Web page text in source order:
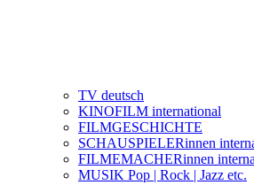
TV deutsch
KINOFILM international
FILMGESCHICHTE
SCHAUSPIELERinnen
FILMEMACHERinnen
MUSIK Pop | Rock | Jazz etc.